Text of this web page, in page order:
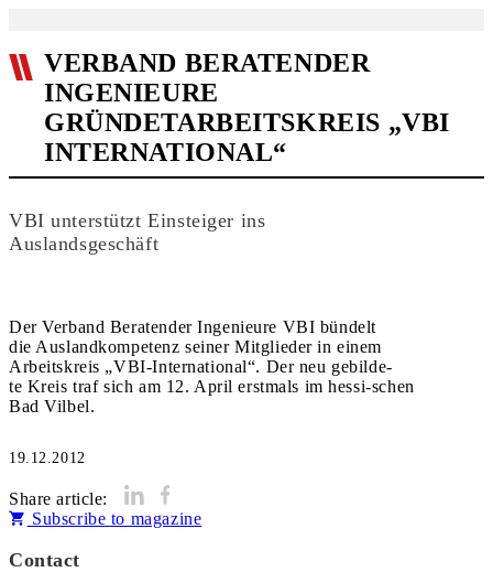
VERBAND BERATENDER
INGENIEURE
GRÜNDETARBEITSKREIS „VBI
INTERNATIONAL“
VBI unterstützt Einsteiger ins
Auslandsgeschäft
Der Verband Beratender Ingenieure VBI bündelt
die Auslandkompetenz seiner Mitglieder in einem
Arbeitskreis „VBI-International“. Der neu gebilde-
te Kreis traf sich am 12. April erstmals im hessi-schen
Bad Vilbel.
19.12.2012
Share article:
Subscribe to magazine
Contact